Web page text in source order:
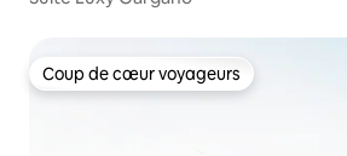
Coup de cœur voyageurs
Coup de cœur voyageurs